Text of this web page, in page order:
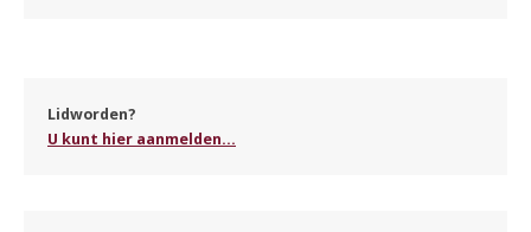
Lidworden?
U kunt hier aanmelden...